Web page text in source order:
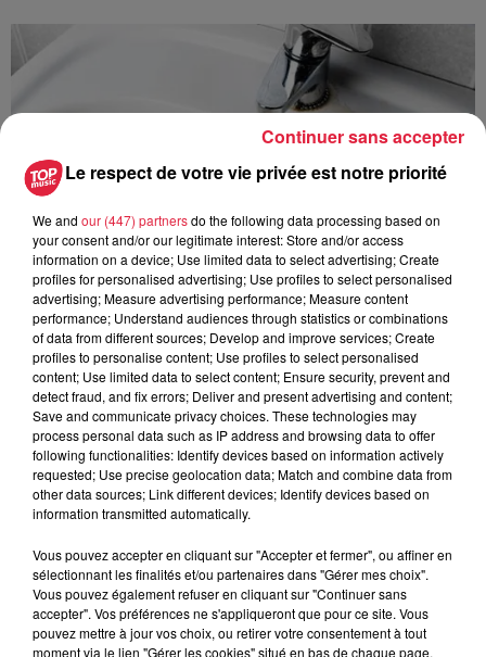
À Hoerdt, de l’eau brune sort des robinets
Depuis plusieurs jours, des habitants de Hoerdt ont vu de
l’eau brune s’écouler de leurs robinets. Face aux
nombreuses interrogations, la municipalité a pris...
Le respect de votre vie privée est notre priorité
We and our (447) partnersdo the following data processing based on
your consent and/or our legitimate interest: Store and/or access
information on a device; Use limited data to select advertising; Create
profiles for personalised advertising; Use profiles to select personalised
advertising; Measure advertising performance; Measure content
performance; Understand audiences through statistics or combinations
of data from different sources; Develop and improve services; Create
profiles to personalise content; Use profiles to select personalised
content; Use limited data to select content; Ensure security, prevent and
detect fraud, and fix errors; Deliver and present advertising and content;
Save and communicate privacy choices. These technologies may
process personal data such as IP address and browsing data to offer
following functionalities: Identify devices based on information actively
requested; Use precise geolocation data; Match and combine data from
other data sources; Link different devices; Identify devices based on
information transmitted automatically.
Vous pouvez accepter en cliquant sur "Accepter et fermer", ou affiner en
sélectionnant les finalités et/ou partenaires dans "Gérer mes choix".
Vous pouvez également refuser en cliquant sur "Continuer sans
accepter". Vos préférences ne s'appliqueront que pour ce site. Vous
pouvez mettre à jour vos choix, ou retirer votre consentement à tout
moment via le lien "Gérer les cookies" situé en bas de chaque page.
Continuer sans accepter